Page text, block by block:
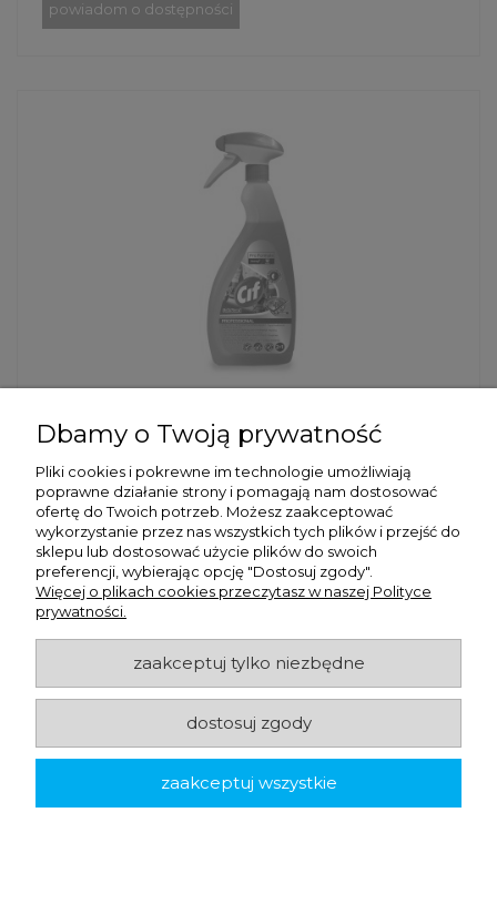
powiadom o dostępności
CIF Safeguard 2in1 Cleaner Disinfectant - środek
do czyszczenia i dezynfekcji 750 ml
brutto: 30,87 zł
netto: 25,10 zł
powiadom o dostępności
Dbamy o Twoją prywatność
Pliki cookies i pokrewne im technologie umożliwiają
poprawne działanie strony i pomagają nam dostosować
ofertę do Twoich potrzeb. Możesz zaakceptować
wykorzystanie przez nas wszystkich tych plików i przejść do
sklepu lub dostosować użycie plików do swoich
preferencji, wybierając opcję "Dostosuj zgody".
Więcej o plikach cookies przeczytasz w naszej Polityce
prywatności.
zaakceptuj tylko niezbędne
dostosuj zgody
zaakceptuj wszystkie